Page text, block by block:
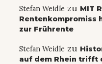
Stefan Weidle zu MIT
Rentenkompromiss
zur Frührente
Stefan Weidle zu
auf dem Rhein trifft